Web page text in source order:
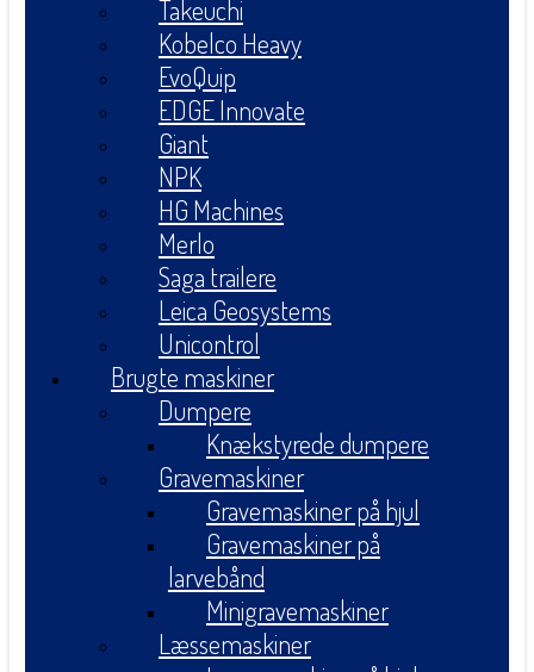
Takeuchi
Kobelco Heavy
EvoQuip
EDGE Innovate
Giant
NPK
HG Machines
Merlo
Saga trailere
Leica Geosystems
Unicontrol
Brugte maskiner
Dumpere
Knækstyrede dumpere
Gravemaskiner
Gravemaskiner på hjul
Gravemaskiner på
larvebånd
Minigravemaskiner
Læssemaskiner